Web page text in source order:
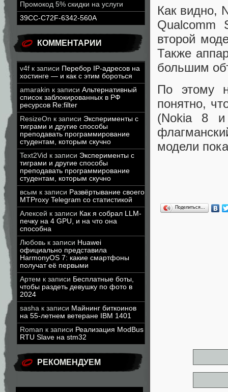
Промокод 5% скидки на услуги
39CC-C72F-6342-560A
КОММЕНТАРИИ
v4f к записи Перебор IP-адресов на
хостинге — и как с этим бороться
amarakin к записи Альтернативный
список заблокированных в РФ
ресурсов Re:filter
ResizeOn к записи Эксперименты с
тиграми и другие способы
преподавать программирование
студентам, которым скучно
Text2Vid к записи Эксперименты с
тиграми и другие способы
преподавать программирование
студентам, которым скучно
всым к записи Развёртывание своего
MTProxy Telegram со статистикой
Алексей к записи Как я собрал LLM-
печку на 4 GPU, и на что она
способна
Любовь к записи Huawei
официально представила
HarmonyOS 7: какие смартфоны
получат её первыми
Артем к записи Бесплатные боты,
чтобы раздеть девушку по фото в
2024
sasha к записи Майнинг биткоинов
на 55-летнем ветеране IBM 1401
Roman к записи Реализация ModBus
RTU Slave на stm32
РЕКОМЕНДУЕМ
Как видно,
Qualcomm
второй
Также
большим
По этому
понятно,
(Nokia 8 и
модели
Поделиться…